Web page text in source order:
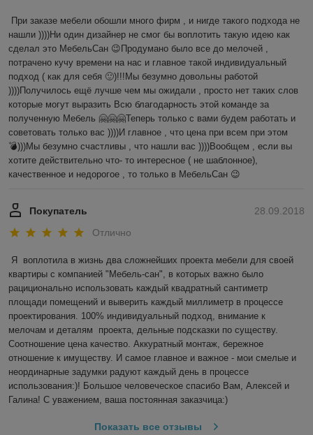
При заказе мебели обошли много фирм , и нигде такого подхода не
нашли ))))Ни один дизайнер не смог бы воплотить такую идею как
сделал это МебельСан 😉Продумано было все до мелочей ,
потрачено кучу времени на нас и главное такой индивидуальный
подход ( как для себя 🙂)!!!Мы безумно довольны работой
))))Получилось ещё лучше чем мы ожидали , просто нет таких слов
которые могут выразить Всю благодарность этой команде за
полученную Мебель 🤗🤗🤗Теперь только с вами будем работать и
советовать только вас ))))И главное , что цена при всем при этом
💣)))Мы безумно счастливы , что нашли вас ))))Вообщем , если вы
хотите действительно что- то интересное ( не шаблонное),
качественное и недорогое , то только в МебельСан 😉
28.09.2018
Покупатель
Отлично
Я  воплотила в жизнь два сложнейших проекта мебели для своей
квартиры с компанией "Мебель-сан", в которых важно было
рациционально использовать каждый квадратный сантиметр
площади помещений и выверить каждый миллиметр в процессе
проектирования. 100% индивидуальный подход, внимание к
мелочам и деталям  проекта, дельные подсказки по существу.
Соотношение цена качество. Аккуратный монтаж, бережное
отношение к имуществу. И самое главное и важное - мои смелые и
неординарные задумки радуют каждый день в процессе
использования:)! Большое человеческое спасибо Вам, Алексей и
Галина! С уважением, ваша постоянная заказчица:)
Показать все отзывы